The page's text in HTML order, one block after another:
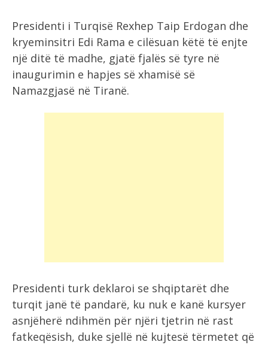
Presidenti i Turqisë Rexhep Taip Erdogan dhe
kryeminsitri Edi Rama e cilësuan këtë të enjte
një ditë të madhe, gjatë fjalës së tyre në
inaugurimin e hapjes së xhamisë së
Namazgjasë në Tiranë.
Presidenti turk deklaroi se shqiptarët dhe
turqit janë të pandarë, ku nuk e kanë kursyer
asnjëherë ndihmën për njëri tjetrin në rast
fatkeqësish, duke sjellë në kujtesë tërmetet që